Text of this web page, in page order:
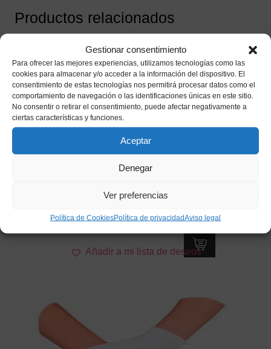
Gestionar consentimiento
Para ofrecer las mejores experiencias, utilizamos tecnologías como las
cookies para almacenar y/o acceder a la información del dispositivo. El
consentimiento de estas tecnologías nos permitirá procesar datos como el
comportamiento de navegación o las identificaciones únicas en este sitio.
No consentir o retirar el consentimiento, puede afectar negativamente a
ciertas características y funciones.
Aceptar
Denegar
Ver preferencias
Política de CookiesPolítica de privacidadAviso legal
Productos relacionados
Gafas Steampunk Doradas
IVA incluido
Añadir a mi lista de deseos